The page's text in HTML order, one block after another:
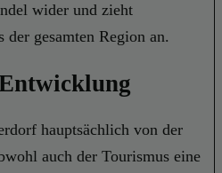
wider und zieht
der gesamten Region an.
hauptsächlich von der
auch der Tourismus eine